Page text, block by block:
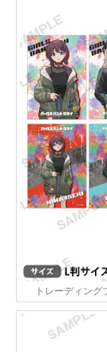
トレーディン